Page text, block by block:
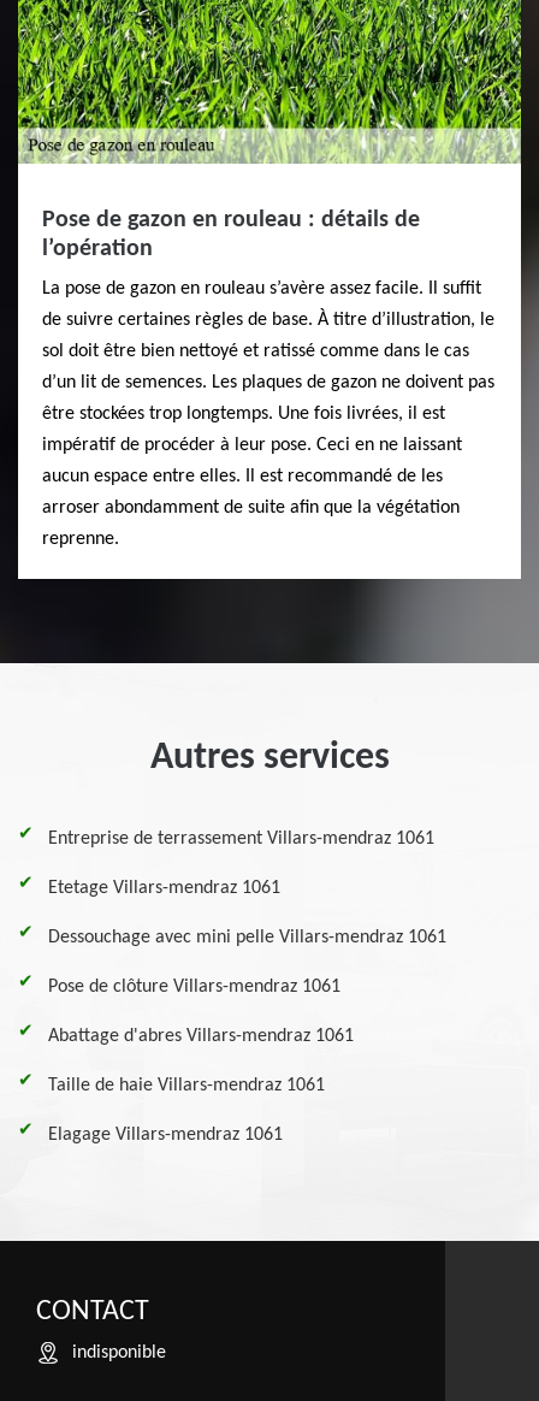
Pose de gazon en rouleau : détails de
l’opération
La pose de gazon en rouleau s’avère assez facile. Il suffit
de suivre certaines règles de base. À titre d’illustration, le
sol doit être bien nettoyé et ratissé comme dans le cas
d’un lit de semences. Les plaques de gazon ne doivent pas
être stockées trop longtemps. Une fois livrées, il est
impératif de procéder à leur pose. Ceci en ne laissant
aucun espace entre elles. Il est recommandé de les
arroser abondamment de suite afin que la végétation
reprenne.
Autres services
Entreprise de terrassement Villars-mendraz 1061
Etetage Villars-mendraz 1061
Dessouchage avec mini pelle Villars-mendraz 1061
Pose de clôture Villars-mendraz 1061
Abattage d'abres Villars-mendraz 1061
Taille de haie Villars-mendraz 1061
Elagage Villars-mendraz 1061
CONTACT
indisponible